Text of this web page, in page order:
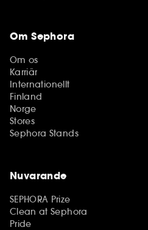
Om Sephora
Om os
Karriär
Internationellt
Finland
Norge
Stores
Sephora Stands
Nuvarande
SEPHORA Prize
Clean at Sephora
Pride